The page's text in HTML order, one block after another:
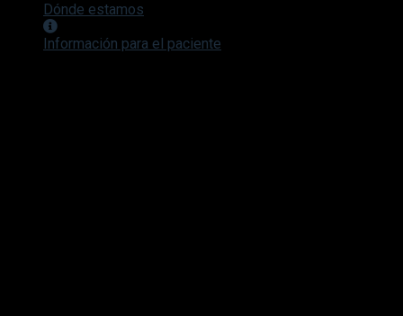
Dónde estamos
Información para el paciente